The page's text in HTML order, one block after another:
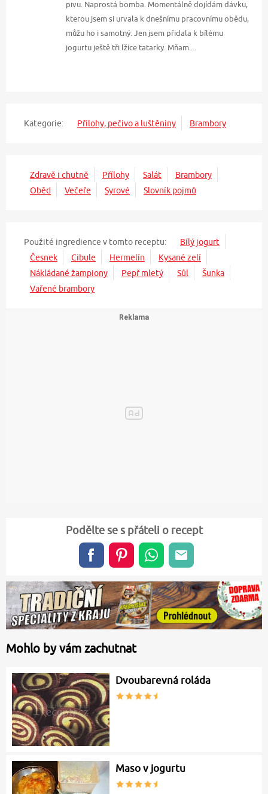
pivu. Naprostá bomba. Momentálně dojídám dávku,
kterou jsem si urvala k dnešnímu pracovnímu obědu,
můžu ho i samotný. Jen jsem přidala k bílému
jogurtu ještě tři lžíce tatarky. Mňam....
Kategorie: Přílohy, pečivo a luštěniny Brambory
Zdravě i chutně Přílohy Salát
Brambory
Oběd
Večeře Syrové Slovník pojmů
Použité ingredience v tomto receptu:
Bílý jogurt
Česnek
Cibule Hermelín
Kysané zelí
Nákládané žampiony
Pepř mletý Sůl
Šunka
Vařené brambory
Podělte se s přáteli o recept
Mohlo by vám zachutnat
Dvoubarevná roláda
Maso v jogurtu